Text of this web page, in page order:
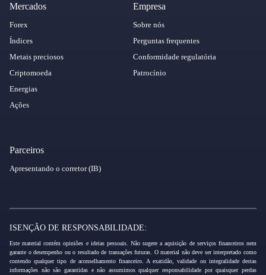
Mercados
Forex
Índices
Metais preciosos
Criptomoeda
Energias
Ações
Empresa
Sobre nós
Perguntas frequentes
Conformidade regulatória
Patrocínio
Parceiros
Apresentando o corretor (IB)
ISENÇÃO DE RESPONSABILIDADE:
Este material contém opiniões e ideias pessoais. Não sugere a aquisição de serviços financeiros nem
garante o desempenho ou o resultado de transações futuras. O material não deve ser interpretado como
contendo qualquer tipo de aconselhamento financeiro. A exatidão, validade ou integralidade destas
informações não são garantidas e não assumimos qualquer responsabilidade por quaisquer perdas